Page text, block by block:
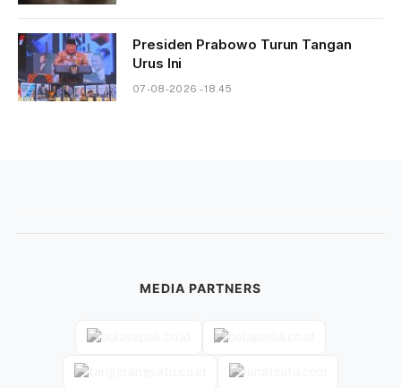
Presiden Prabowo Turun Tangan
Urus Ini
07-08-2026 - 18.45
MEDIA PARTNERS